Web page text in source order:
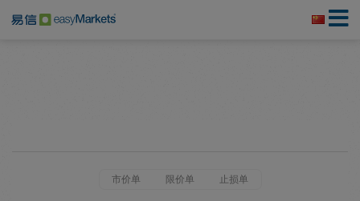
市价单 限价单 止损单